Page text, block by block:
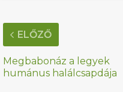
ELŐZŐ
Megbabonáz a legyek
humánus halálcsapdája